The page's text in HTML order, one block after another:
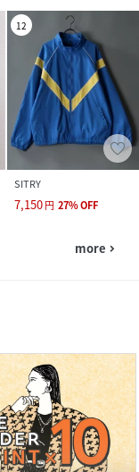
12
SITRY
7,150円 27%OFF
more navigate_next